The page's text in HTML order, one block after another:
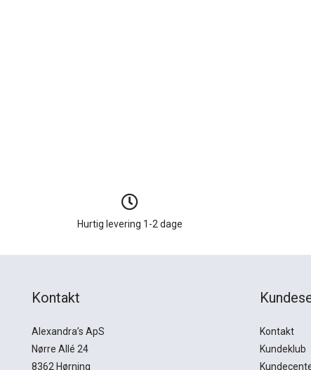
Hurtig levering 1-2 dage
Kontakt
Alexandra’s ApS
Nørre Allé 24
8362 Hørning
Kontakt
Kundeklub